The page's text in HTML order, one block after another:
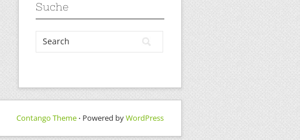
Suche
Contango Theme ⋅ Powered byWordPress